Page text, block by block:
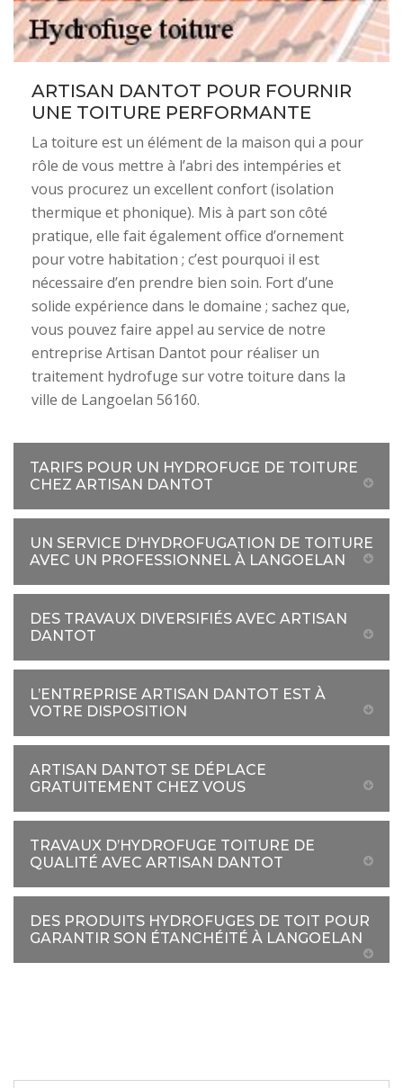
ARTISAN DANTOT POUR FOURNIR
UNE TOITURE PERFORMANTE
La toiture est un élément de la maison qui a pour
rôle de vous mettre à l’abri des intempéries et
vous procurez un excellent confort (isolation
thermique et phonique). Mis à part son côté
pratique, elle fait également office d’ornement
pour votre habitation ; c’est pourquoi il est
nécessaire d’en prendre bien soin. Fort d’une
solide expérience dans le domaine ; sachez que,
vous pouvez faire appel au service de notre
entreprise Artisan Dantot pour réaliser un
traitement hydrofuge sur votre toiture dans la
ville de Langoelan 56160.
TARIFS POUR UN HYDROFUGE DE TOITURE
CHEZ ARTISAN DANTOT
UN SERVICE D’HYDROFUGATION DE TOITURE
AVEC UN PROFESSIONNEL À LANGOELAN
DES TRAVAUX DIVERSIFIÉS AVEC ARTISAN
DANTOT
L’ENTREPRISE ARTISAN DANTOT EST À
VOTRE DISPOSITION
ARTISAN DANTOT SE DÉPLACE
GRATUITEMENT CHEZ VOUS
TRAVAUX D’HYDROFUGE TOITURE DE
QUALITÉ AVEC ARTISAN DANTOT
DES PRODUITS HYDROFUGES DE TOIT POUR
GARANTIR SON ÉTANCHÉITÉ À LANGOELAN